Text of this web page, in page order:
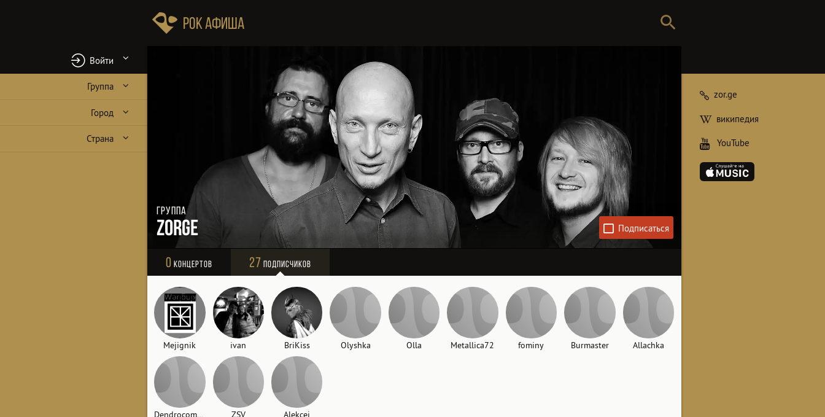
Рок Афиша
Войти
Группа
Город
Страна
Группа
Zorge
0 Концертов 27 Подписчиков
Mejignik ivan BriKiss Olyshka Olla Metallica72 fominy Burmaster Allachka
ZSV Alekcei
zor.ge
википедия
YouTube